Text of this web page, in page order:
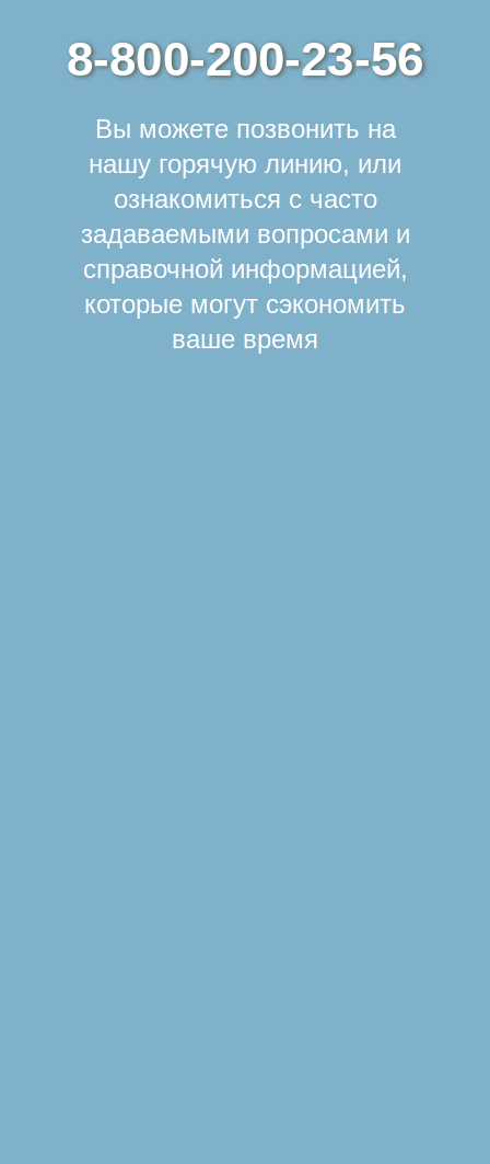
8-800-200-23-56
Вы можете позвонить на
нашу горячую линию, или
ознакомиться с часто
задаваемыми вопросами и
справочной информацией,
которые могут сэкономить
ваше время